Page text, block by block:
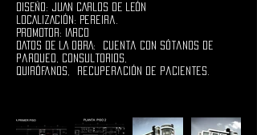
DISEÑO: JUAN CARLOS DE LEÓN
LOCALIZACIÓN: Pereira.
PROMOTOR: IARCO
DATOS DE LA OBRA: cuenta con sótanos de
parqueo, consultorios,
quirófanos, recuperación de pacientes.